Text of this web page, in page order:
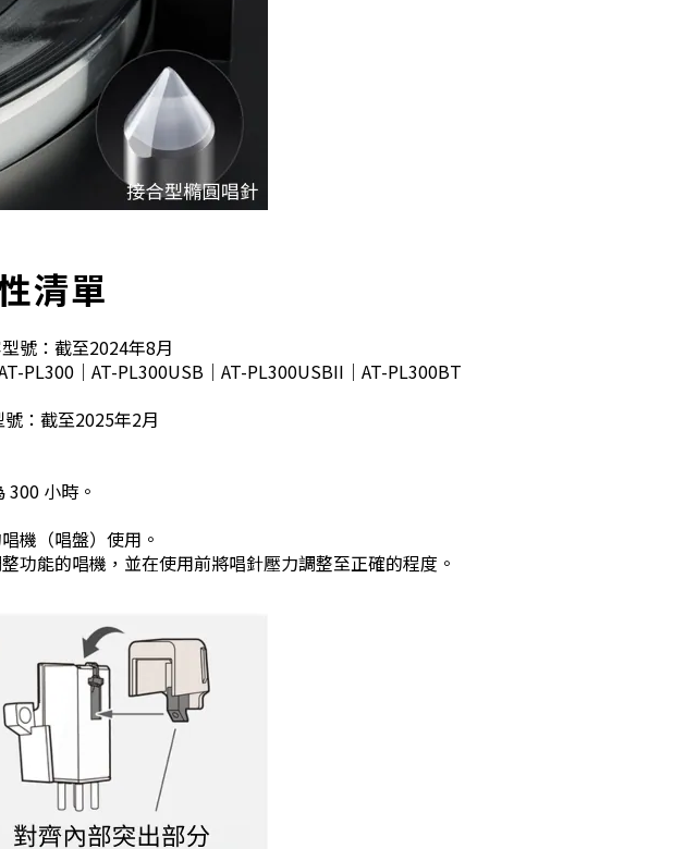
清單
號：截至2024年8月
PL300｜AT-PL300USB｜AT-PL300USBII｜AT-PL300BT
：截至2025年2月
300 小時。
機（唱盤）使用。
功能的唱機，並在使用前將唱針壓力調整至正確的程度。